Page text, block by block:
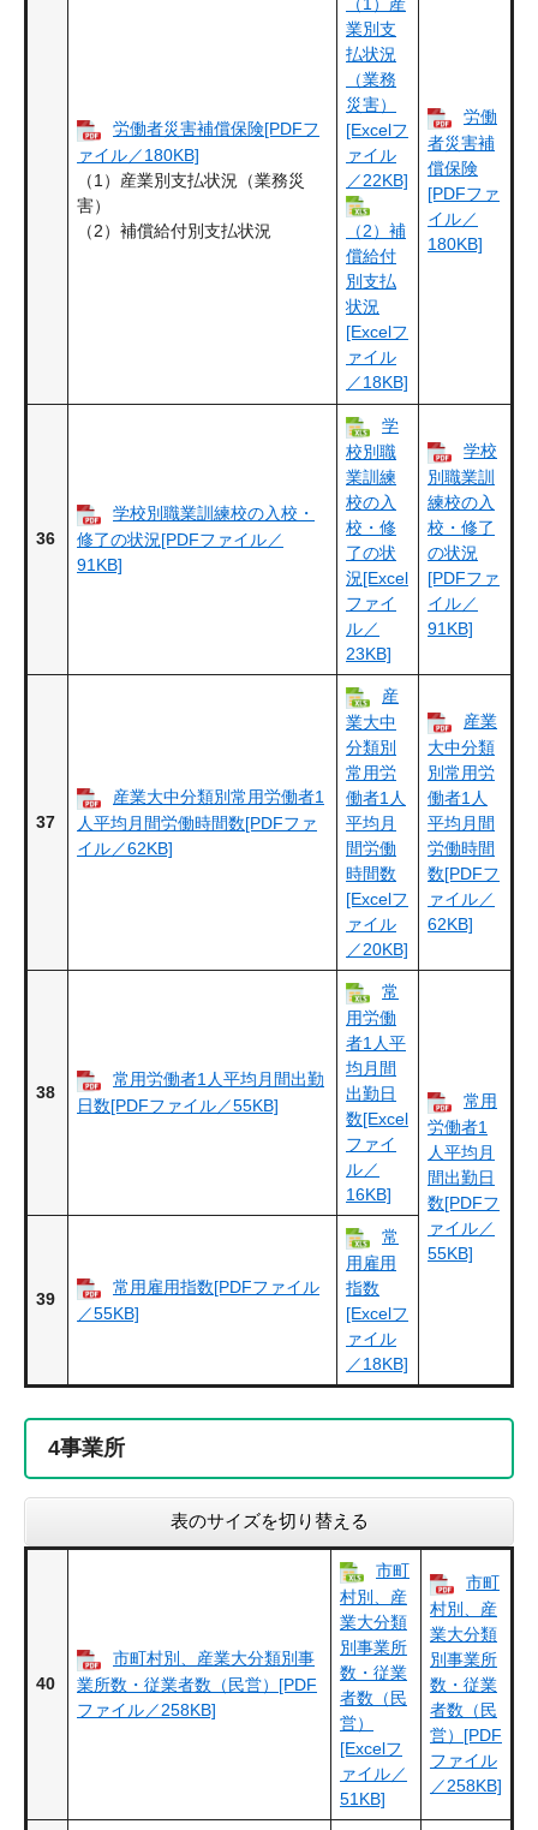
労働者災害補償保険[PDFフ
ァイル／180KB]
（1）産業別支払状況（業務災
害）
（2）補償給付別支払状況
業別支
払状況
（業務
災害）
[Excelフ
ァイル
／22KB]
（2）補
償給付
別支払
状況
[Excelフ
ァイル
／18KB]
労働
者災害補
償保険
[PDFファ
イル／
180KB]
36
学校別職業訓練校の入校・
修了の状況[PDFファイル／
91KB]
学
校別職
業訓練
校の入
校・修
了の状
況[Excel
ファイ
ル／
23KB]
学校
別職業訓
練校の入
校・修了
の状況
[PDFファ
イル／
91KB]
37
産業大中分類別常用労働者1
人平均月間労働時間数[PDFファ
イル／62KB]
産
業大中
分類別
常用労
働者1人
平均月
間労働
時間数
[Excelフ
ァイル
／20KB]
産業
大中分類
別常用労
働者1人
平均月間
労働時間
数[PDFフ
ァイル／
62KB]
38
常用労働者1人平均月間出勤
日数[PDFファイル／55KB]
常
用労働
者1人平
均月間
出勤日
数[Excel
ファイ
ル／
16KB]
常用
労働者1
人平均月
間出勤日
数[PDFフ
ァイル／
55KB]
39
常用雇用指数[PDFファイル
／55KB]
常
用雇用
指数
[Excelフ
ァイル
／18KB]
4事業所
表のサイズを切り替える
40
市町村別、産業大分類別事
業所数・従業者数（民営）[PDF
ファイル／258KB]
市町
村別、産
業大分類
別事業所
数・従業
者数（民
営）
[Excelフ
ァイル／
51KB]
市町
村別、産
業大分類
別事業所
数・従業
者数（民
営）[PDF
ファイル
／258KB]